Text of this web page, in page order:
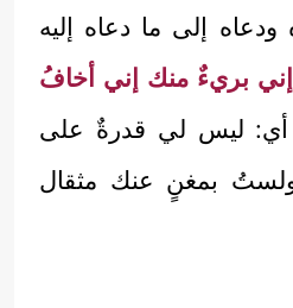
ودعاه إلى ما دعاه إليه
بريءٌ منك إني أخافُ
أي: ليس لي قدرةٌ على
بمغنٍ عنك مثقال